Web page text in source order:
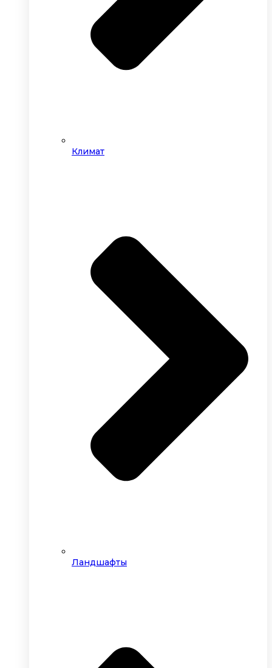
Климат
Ландшафты